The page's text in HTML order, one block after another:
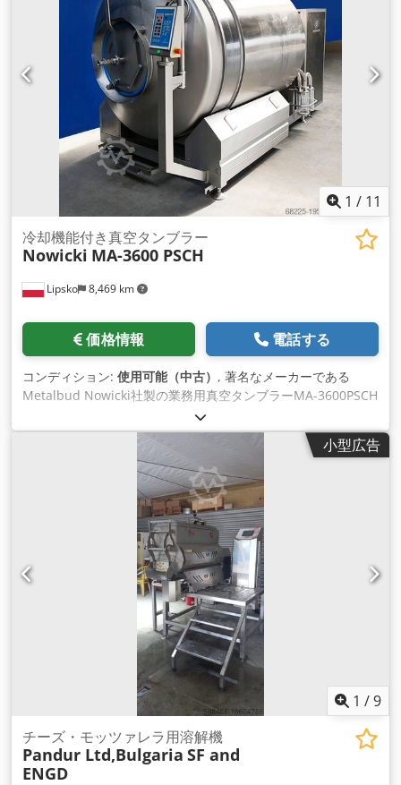
運転です。 見積もりはネット価格です。 英語、ドイツ語、フ
ランス語が話せます。
1 / 11
Lipsko 8,469 km
冷却機能付き真空タンブラー
Nowicki MA-3600 PSCH
価格情報 電話する
コンディション: 使用可能（中古） , 著名なメーカーである
Metalbud Nowicki社製の業務用真空タンブラーMA-3600PSCH
は、食肉業界での集中的な使用を目的として設計された装置で
す。本モデ ルは、肉の軟化、マリネ加工、熟成に最適であり、
最終製品の構造および歩留まりの向上にも寄与します。 真空技
術の採用により、マリネ液のより深い浸透と歩留まり損失の低
減が実現できます。堅牢なステンレス製構造と直感的な操作性
により、中 規模および大規模な食品加工工場に最適なソリュー
ションとなっています。 技術仕様： メーカー：Metalbud
Nowicki（ポーランド） モデル：MA-3600PSCH 製造年：2006
年 電源：3x400V / 50Hz 定格出力：5.3 kW Chodpfjwxxbqox
An Eea 最大消費電流：13A 装置重量：2000 kg 寸法（長さ×幅
×高さ）：4 m × 1.75 m × 2.05 m ✅ NOWICKI MA-3600PSCH
真空タンブラーの主な特長： ・高効率、大容量ドラム—大量生
産に最適 ・真空循環により肉質と構造を向上 ・耐酸性構造—
高耐久性と衛生管理の容易さ ・性能に対して低消費電力 ・簡
単な操作性およびプログラム可能なパラメータ ・完全な技術文
書および電気配線図付き ・食品機械分野のリーダーである
Metalbud Nowickiブランドの実証済み品質 NOWICKI MA-
3600PSCH真空タンブラーは即納可能です。効果的かつ信頼性
の高い食肉加工ソリューションをお探しの工場様への理想的な
投資 です。
小型広告
1 /9
チーズ・モッツァレラ用溶解機
Pandur Ltd,Bulgaria SF and
ENGD